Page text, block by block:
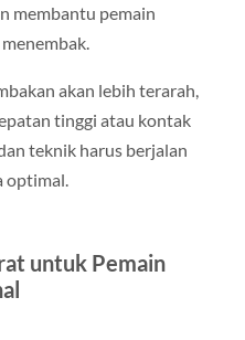
membantu pemain
akan lebih terarah,
tinggi atau kontak
teknik harus berjalan
optimal.
untuk Pemain